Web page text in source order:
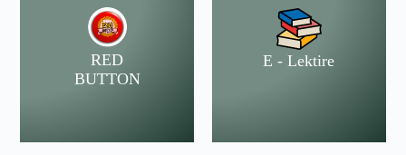
RED
BUTTON
E - Lektire